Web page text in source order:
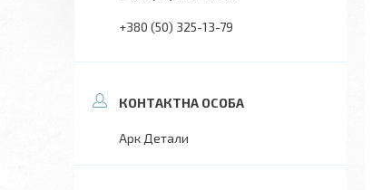
+380 (50) 325-13-79
Арк Детали